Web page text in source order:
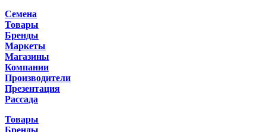
Семена
Товары
Бренды
Маркеты
Магазины
Компании
Производители
Презентация
Рассада
Товары
Бренды